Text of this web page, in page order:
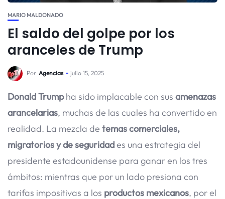
MARIO MALDONADO
El saldo del golpe por los
aranceles de Trump
Por Agencias julio 15, 2025
Donald Trumpha sido implacable con sus amenazas
arancelarias, muchas de las cuales ha convertido en
realidad. La mezcla de temas comerciales,
migratorios y de seguridades una estrategia del
presidente estadounidense para ganar en los tres
ámbitos: mientras que por un lado presiona con
tarifas impositivas a los productos mexicanos, por el